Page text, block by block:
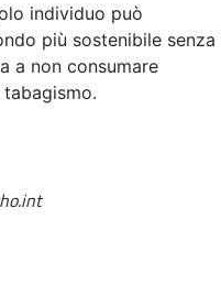
individuo può
più sostenibile senza
a non consumare